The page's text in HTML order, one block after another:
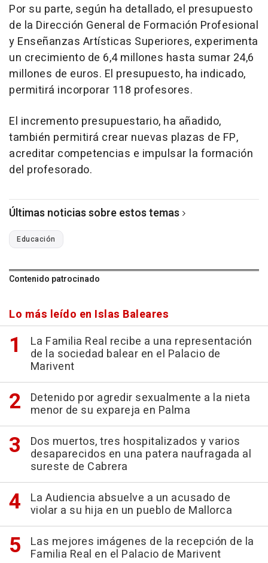
Por su parte, según ha detallado, el presupuesto
de la Dirección General de Formación Profesional
y Enseñanzas Artísticas Superiores, experimenta
un crecimiento de 6,4 millones hasta sumar 24,6
millones de euros. El presupuesto, ha indicado,
permitirá incorporar 118 profesores.
El incremento presupuestario, ha añadido,
también permitirá crear nuevas plazas de FP,
acreditar competencias e impulsar la formación
del profesorado.
Últimas noticias sobre estos temas
Educación
Contenido patrocinado
Lo más leído en Islas Baleares
La Familia Real recibe a una representación
de la sociedad balear en el Palacio de
Marivent
Detenido por agredir sexualmente a la nieta
menor de su expareja en Palma
Dos muertos, tres hospitalizados y varios
desaparecidos en una patera naufragada al
sureste de Cabrera
La Audiencia absuelve a un acusado de
violar a su hija en un pueblo de Mallorca
Las mejores imágenes de la recepción de la
Familia Real en el Palacio de Marivent